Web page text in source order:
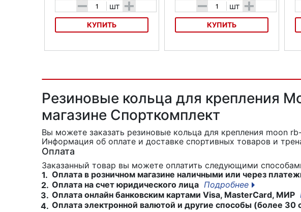
- шт +
КУПИТЬ
- шт +
КУПИТЬ
Резиновые кольца для крепления
магазине Спорткомплект
Вы можете заказать резиновые кольца для крепления moon
Информация об оплате и доставке спортивных товаров и
Оплата
Заказанный товар вы можете оплатить следующими
1. Оплата в розничном магазине наличными или через
2. Оплата на счет юридического лица Подробнее
3. Оплата онлайн банковским картами Visa, MasterCard, МИР
4. Оплата электронной валютой и другие способы (более 30